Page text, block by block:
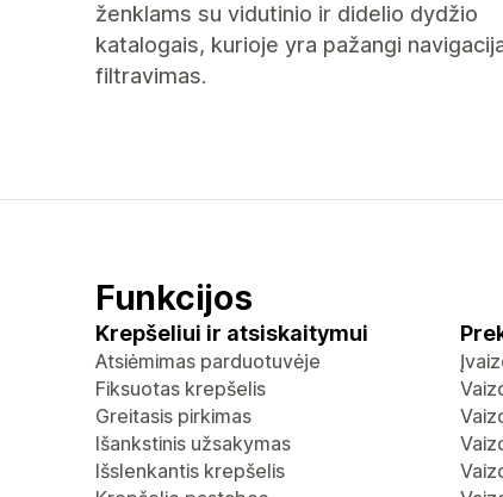
ženklams su vidutinio ir didelio dydžio
katalogais, kurioje yra pažangi
filtravimas.
Funkcijos
Krepšeliui ir atsiskaitymui
Atsiėmimas parduotuvėje
Fiksuotas krepšelis
Greitasis pirkimas
Išankstinis užsakymas
Išslenkantis krepšelis